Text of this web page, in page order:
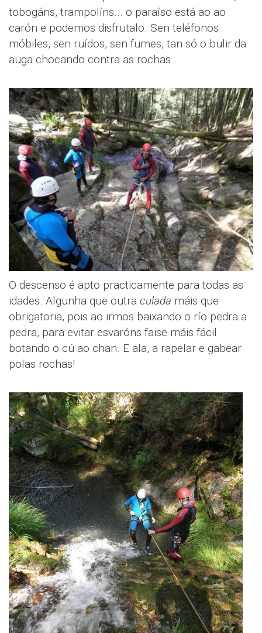
tobogáns, trampolíns... o paraíso está ao ao
carón e podemos disfrutalo. Sen teléfonos
móbiles, sen ruídos, sen fumes, tan só o bulir da
auga chocando contra as rochas...
O descenso é apto practicamente para todas as
idades. Algunha que outra culada máis que
obrigatoria, pois ao irmos baixando o río pedra a
pedra, para evitar esvaróns faise máis fácil
botando o cú ao chan. E ala, a rapelar e gabear
polas rochas!